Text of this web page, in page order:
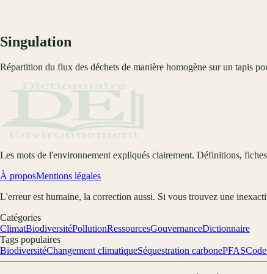
Singulation
Répartition du flux des déchets de manière homogène sur un tapis
Les mots de l'environnement expliqués clairement. Définitions,
À proposMentions légales
L'erreur est humaine, la correction aussi. Si vous trouvez une
Catégories
ClimatBiodiversitéPollutionRessourcesGouvernanceDictionnaire
Tags populaires
BiodiversitéChangement climatiqueSéquestration carbonePFAS